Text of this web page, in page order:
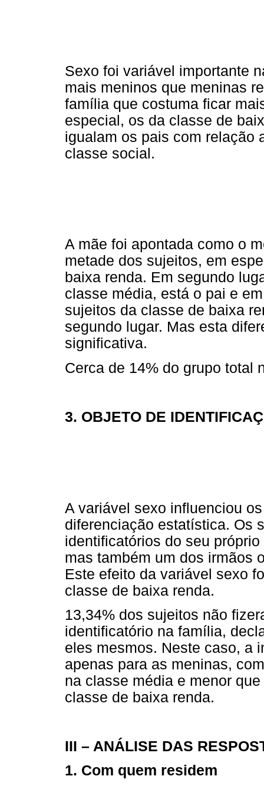
Sexo foi variável importante
mais meninos que meninas
família que costuma ficar
especial, os da classe de
igualam os pais com relação
classe social.
A mãe foi apontada como o
metade dos sujeitos, em
baixa renda. Em segundo
classe média, está o pai e
sujeitos da classe de baixa
segundo lugar. Mas esta
significativa.
Cerca de 14% do grupo total
3. OBJETO DE
A variável sexo influenciou
diferenciação estatística. Os
identificatórios do seu
mas também um dos irmãos
Este efeito da variável sexo
classe de baixa renda.
13,34% dos sujeitos não
identificatório na família,
eles mesmos. Neste caso, a
apenas para as meninas,
na classe média e menor
classe de baixa renda.
III – ANÁLISE DAS
1. Com quem residem